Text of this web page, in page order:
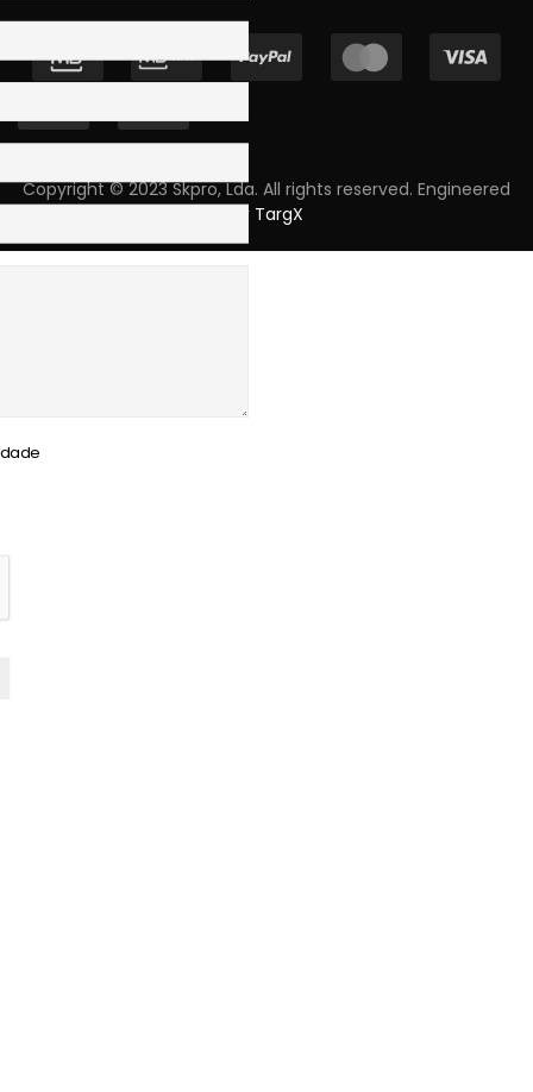
Copyright © 2023 Skpro, Lda. All rights reserved. Engineered
by TargX